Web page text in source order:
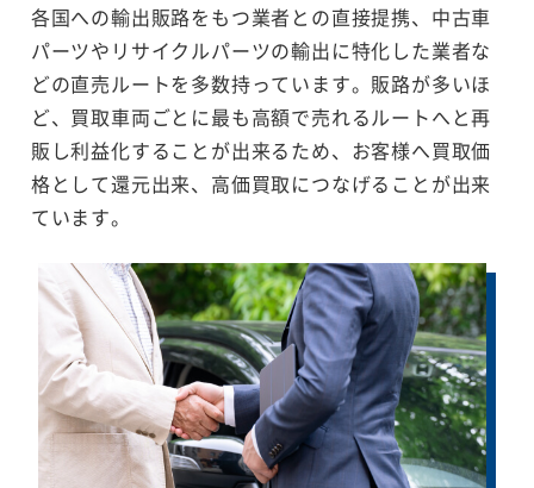
各国への輸出販路をもつ業者との直接提携、中古車
パーツやリサイクルパーツの輸出に特化した業者な
どの直売ルートを多数持っています。販路が多いほ
ど、買取車両ごとに最も高額で売れるルートへと再
販し利益化することが出来るため、お客様へ買取価
格として還元出来、高価買取につなげることが出来
ています。